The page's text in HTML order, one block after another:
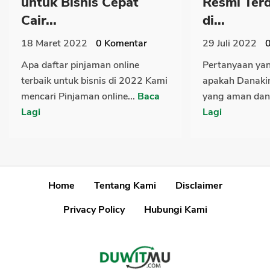
Cair...
18 Maret 2022 0 Komentar
Apa daftar pinjaman online
terbaik untuk bisnis di 2022 Kami
mencari Pinjaman online... Baca
Lagi
di...
29 Juli 2022
Pertanyaan
apakah
yang aman
Lagi
Home Tentang Kami
Disclaimer
Privacy Policy
Hubungi Kami